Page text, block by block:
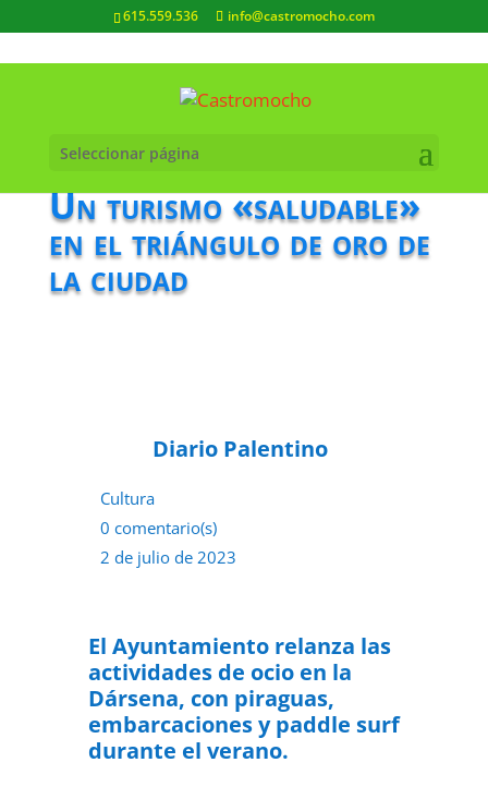
615.559.536 info@castromocho.com
Seleccionar página
Un turismo «saludable»
en el triángulo de oro de
la ciudad
Diario Palentino
Cultura
0 comentario(s)
2 de julio de 2023
El Ayuntamiento relanza las
actividades de ocio en la
Dársena, con piraguas,
embarcaciones y paddle surf
durante el verano.